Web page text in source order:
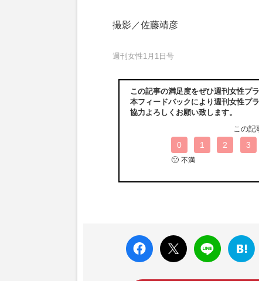
撮影／佐藤靖彦
週刊女性1月1日号
この記事の満足度をぜひ週刊女性プ
本フィードバックにより週刊女性プ
協力よろしくお願い致します。
この記
0 1 2 3
🙁 不満
faceboo
k いい
ね
X ポス
ト
LINE
はてな
ブック
マーク